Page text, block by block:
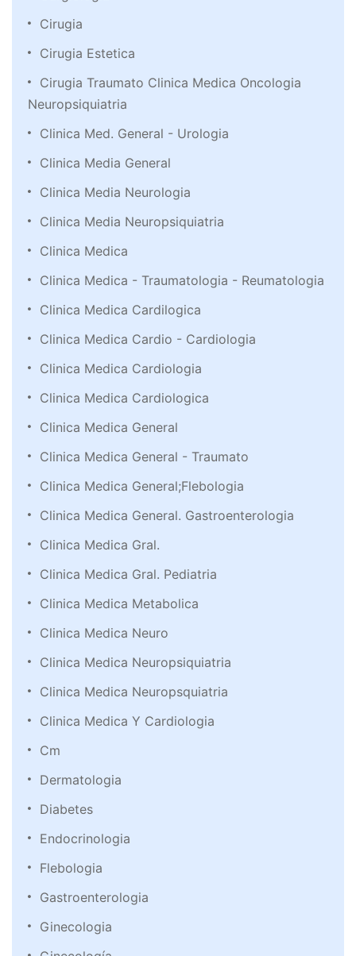
Cirugia
Cirugia Estetica
Cirugia Traumato Clinica Medica Oncologia
Neuropsiquiatria
Clinica Med. General - Urologia
Clinica Media General
Clinica Media Neurologia
Clinica Media Neuropsiquiatria
Clinica Medica
Clinica Medica - Traumatologia - Reumatologia
Clinica Medica Cardilogica
Clinica Medica Cardio - Cardiologia
Clinica Medica Cardiologia
Clinica Medica Cardiologica
Clinica Medica General
Clinica Medica General - Traumato
Clinica Medica General;Flebologia
Clinica Medica General. Gastroenterologia
Clinica Medica Gral.
Clinica Medica Gral. Pediatria
Clinica Medica Metabolica
Clinica Medica Neuro
Clinica Medica Neuropsiquiatria
Clinica Medica Neuropsquiatria
Clinica Medica Y Cardiologia
Cm
Dermatologia
Diabetes
Endocrinologia
Flebologia
Gastroenterologia
Ginecologia